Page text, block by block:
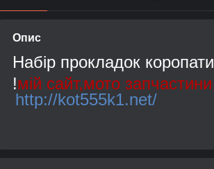
Опис
Набір прокладок коропати
!мій сайт,мото запчастини
http://kot555k1.net/